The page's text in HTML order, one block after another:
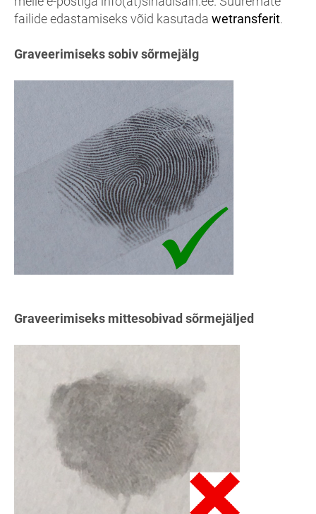
failide edastamiseks võid kasutada wetransferit.
Graveerimiseks sobiv sõrmejälg
Graveerimiseks mittesobivad sõrmejäljed